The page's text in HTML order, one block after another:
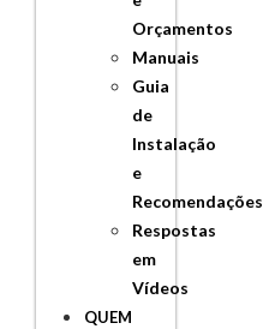
Orçamentos
Manuais
Guia
de
Instalação
e
Recomendações
Respostas
em
Vídeos
QUEM